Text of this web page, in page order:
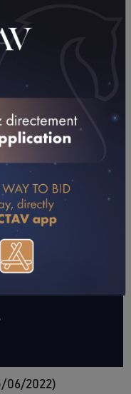
(TOULOUSE)
LA GARENNE)
LETROT.COM
a bien démarré 2022
revenir et il est fait
06/2022)